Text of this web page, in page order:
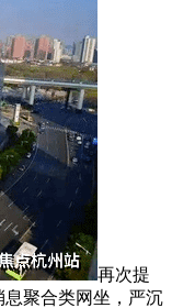
再次提
聚合类网坐，严沉